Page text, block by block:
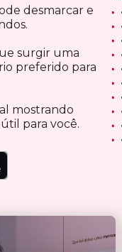
desmarcar e
surgir uma
preferido para
mostrando
para você.